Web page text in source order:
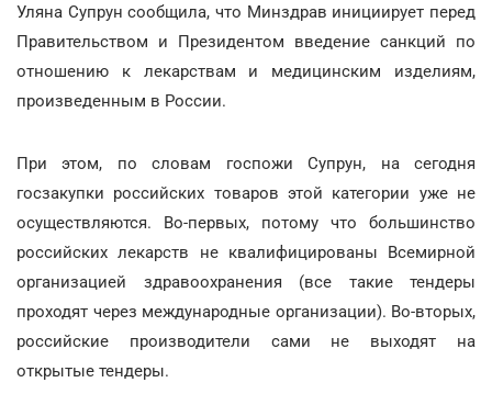
Уляна Супрун сообщила, что Минздрав инициирует перед
Правительством и Президентом введение санкций по
отношению к лекарствам и медицинским изделиям,
произведенным в России.
При этом, по словам госпожи Супрун, на сегодня
госзакупки российских товаров этой категории уже не
осуществляются. Во-первых, потому что большинство
российских лекарств не квалифицированы Всемирной
организацией здравоохранения (все такие тендеры
проходят через международные организации). Во-вторых,
российские производители сами не выходят на
открытые тендеры.